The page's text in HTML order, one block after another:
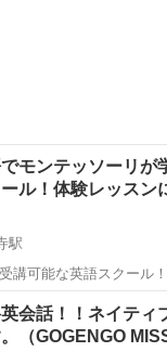
モンテッソーリが
ル！体験レッスン
駅
可能な英語スクール！
振替自由だからお休み
クールでは母子分離を急
吉祥寺駅 英語
会話！！ネイティ
。（GOGENGO